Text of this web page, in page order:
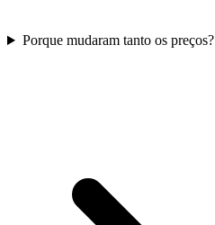
Porque mudaram tanto os preços?